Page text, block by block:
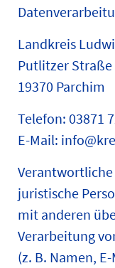
Landkreis
Putlitzer Straße
19370 Parchim
Telefon: 03871
E-Mail:
juristische
mit anderen
Verarbeitung
(z. B. Namen,